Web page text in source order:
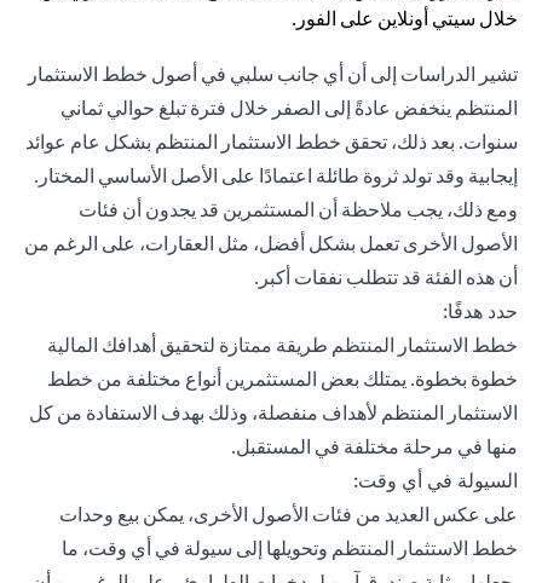
تشير الدراسات إلى أن أي جانب سلبي في أصول خطط الاستثمار
المنتظم ينخفض ​​عادةً إلى الصفر خلال فترة تبلغ حوالي ثماني
سنوات. بعد ذلك، تحقق خطط الاستثمار المنتظم بشكل عام عوائد
إيجابية وقد تولد ثروة طائلة اعتمادًا على الأصل الأساسي المختار.
ومع ذلك، يجب ملاحظة أن المستثمرين قد يجدون أن فئات
الأصول الأخرى تعمل بشكل أفضل، مثل العقارات، على الرغم من
أن هذه الفئة قد تتطلب نفقات أكبر.
حدد هدفًا:
خطط الاستثمار المنتظم طريقة ممتازة لتحقيق أهدافك المالية
خطوة بخطوة. يمتلك بعض المستثمرين أنواع مختلفة من خطط
الاستثمار المنتظم لأهداف منفصلة، وذلك بهدف الاستفادة من كل
منها في مرحلة مختلفة في المستقبل.
السيولة في أي وقت:
على عكس العديد من فئات الأصول الأخرى، يمكن بيع وحدات
خطط الاستثمار المنتظم وتحويلها إلى سيولة في أي وقت، ما